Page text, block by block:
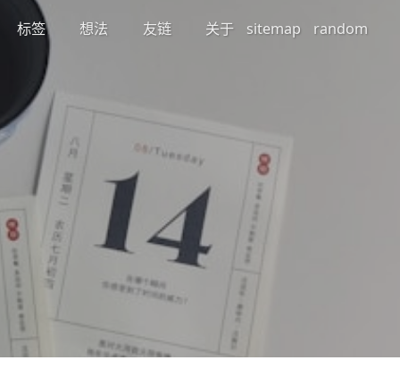
标签 想法 友链 关于 sitemap random